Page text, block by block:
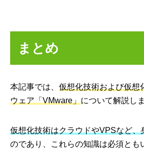
まとめ
本記事では、 仮想化技術および仮想
ウェア「VMware」 について解説し
仮想化技術はクラウドやVPSなど、
のであり、これらの知識は必須とも